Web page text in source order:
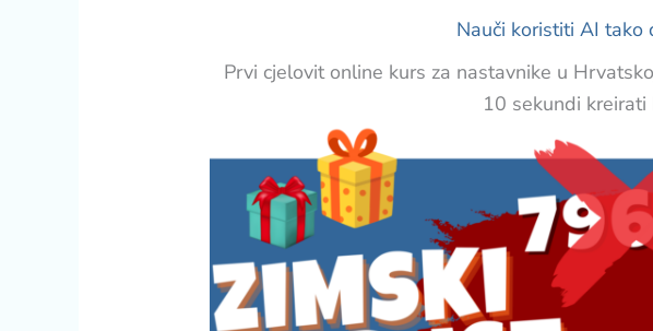
Nauči koristiti AI
Prvi cjelovit online kurs za nastavnike u
10 sekundi